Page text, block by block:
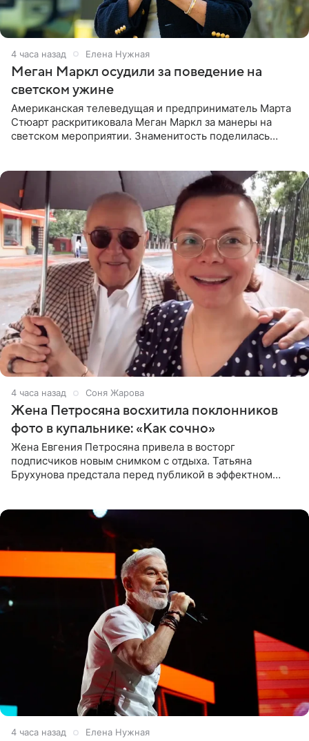
4 часа назад Елена Нужная
Меган Маркл осудили за поведение на
светском ужине
Американская телеведущая и предприниматель Марта
Стюарт раскритиковала Меган Маркл за манеры на
светском мероприятии. Знаменитость поделилась
4 часа назад Соня Жарова
Жена Петросяна восхитила поклонников
фото в купальнике: «Как сочно»
Жена Евгения Петросяна привела в восторг
подписчиков новым снимком с отдыха. Татьяна
Брухунова предстала перед публикой в эффектном
4 часа назад Елена Нужная